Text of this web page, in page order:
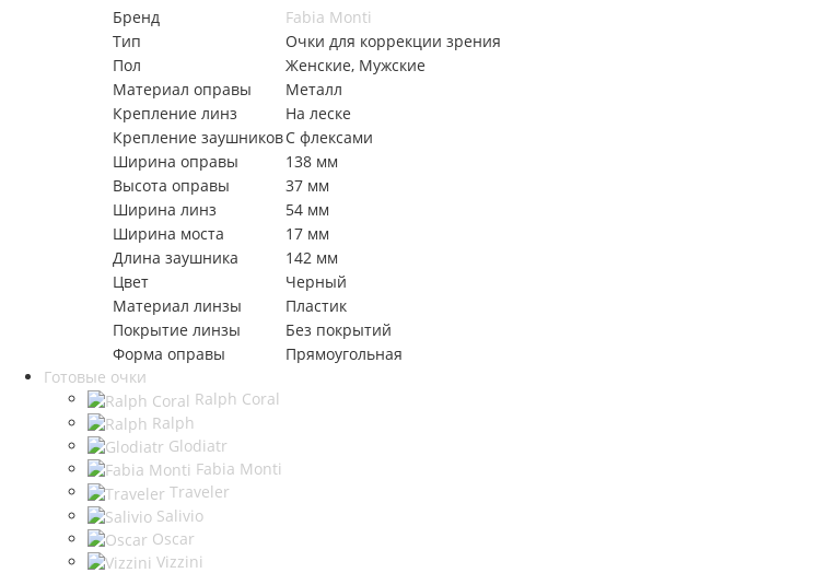
Бренд
Fabia Monti
Тип
Очки для коррекции зрения
Пол
Женские, Мужские
Материал оправы
Металл
Крепление линз
На леске
Крепление заушниковС флексами
Ширина оправы
138 мм
Высота оправы
37 мм
Ширина линз
54 мм
Ширина моста
17 мм
Длина заушника
142 мм
Цвет
Черный
Материал линзы
Пластик
Покрытие линзы
Без покрытий
Форма оправы
Прямоугольная
Готовые очки
Ralph Coral
Ralph
Glodiatr
Fabia Monti
Traveler
Salivio
Oscar
Vizzini